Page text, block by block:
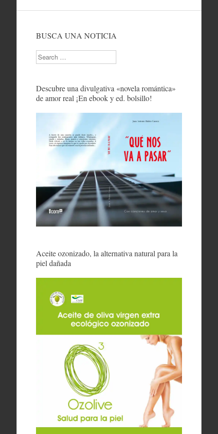
BUSCA UNA NOTICIA
Search
Descubre una divulgativa «novela romántica»
de amor real ¡En ebook y ed. bolsillo!
Aceite ozonizado, la alternativa natural para la
piel dañada